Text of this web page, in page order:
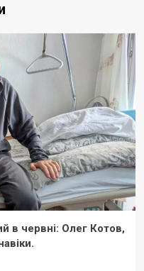
в червні: Олег Котов,